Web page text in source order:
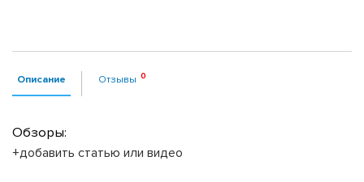
Описание Отзывы
Обзоры:
+добавить статью или видео